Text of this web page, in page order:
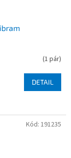
(1 pár)
DETAIL
Kód: 191235